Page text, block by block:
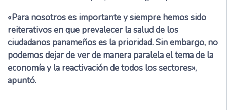
«Para nosotros es importante y siempre hemos sido
reiterativos en que prevalecer la salud de los
ciudadanos panameños es la prioridad. Sin embargo, no
podemos dejar de ver de manera paralela el tema de la
economía y la reactivación de todos los sectores»,
apuntó.